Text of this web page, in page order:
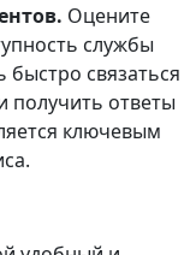
Оцените
службы
связаться
получить ответы
ключевым